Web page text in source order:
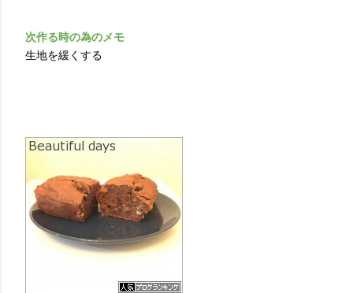
次作る時の為のメモ
生地を緩くする